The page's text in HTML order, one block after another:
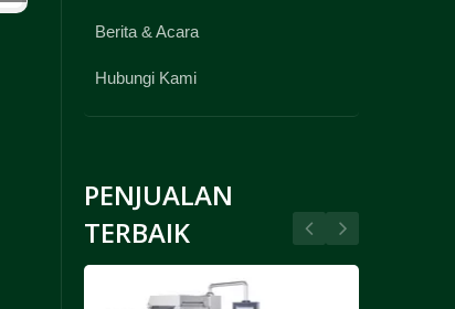
Berita & Acara
Hubungi Kami
PENJUALAN
TERBAIK